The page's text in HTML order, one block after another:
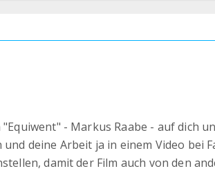
- Markus Raabe - auf dich
deine Arbeit ja in einem Video bei
damit der Film auch von den